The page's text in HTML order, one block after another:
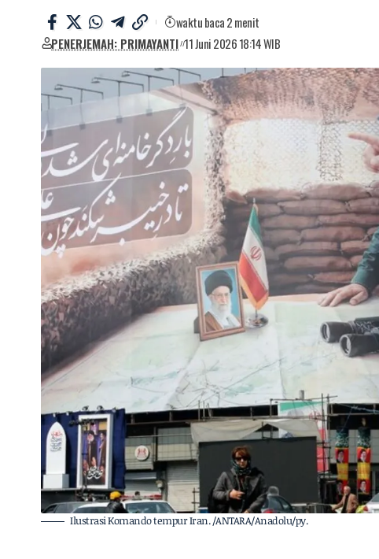
PENERJEMAH: PRIMAYANTI 11 Juni 2026 18:14 WIB
waktu baca 2 menit
Ilustrasi Komando tempur Iran. /ANTARA/Anadolu/py.